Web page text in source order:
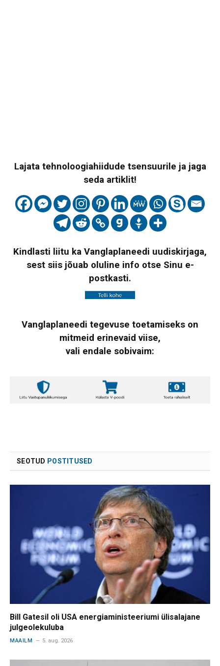
Lajata tehnoloogiahiidude tsensuurile ja jaga
seda artiklit!
Kindlasti liitu ka Vanglaplaneedi uudiskirjaga,
sest siis jõuab oluline info otse Sinu e-
postkasti.
Vanglaplaneedi tegevuse toetamiseks on
mitmeid erinevaid viise,
vali endale sobivaim:
SEOTUD POSTITUSED
Bill Gatesil oli USA energiaministeeriumi ülisalajane
julgeolekuluba
MAAILM 5. aug. 2026